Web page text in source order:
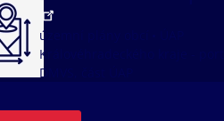
územní plány obcí
Královéhradeckého kraje -
DMVS, část ÚAP